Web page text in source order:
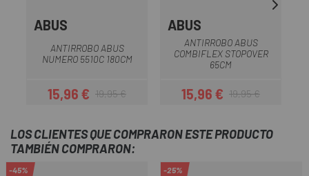
ABUS
ANTIRROBO ABUS
NUMERO 5510C 180CM
Precio
15,96 €Precio regular
19,95 €
ABUS
ANTIRROBO ABUS
COMBIFLEX STOPOVER
65CM
Precio
15,96 €Precio regular
19,95 €
LOS CLIENTES QUE COMPRARON ESTE PRODUCTO
TAMBIÉN COMPRARON:
-45% -25%